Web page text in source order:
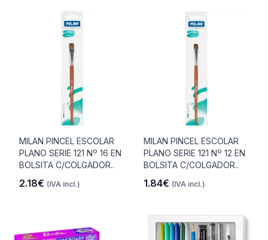
MILAN PINCEL ESCOLAR
PLANO SERIE 121 Nº 16 EN
BOLSITA C/COLGADOR..
2.18€ (IVA incl.)
MILAN PINCEL ESCOLAR
PLANO SERIE 121 Nº 12 EN
BOLSITA C/COLGADOR..
1.84€ (IVA incl.)